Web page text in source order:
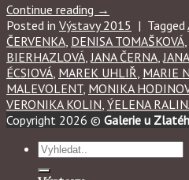
Continue reading →
Posted in Výstavy 2015 | Tagged
ČERVENKA DENISA TOMAŠKOVÁ
BIERHAZLOVÁ JANA ČERNA
ÉCSIOVÁ MAREK UHLIŘ MARIE
MALEVOLENT, MONIKA
VERONIKA KOLIN ÝELENA
Copyright 2026 © Galerie u
Hledat: